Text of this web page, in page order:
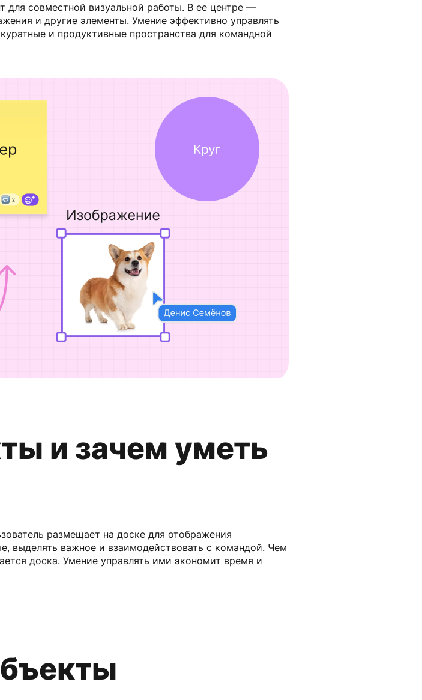
совместной визуальной работы. В ее центре —
и другие элементы. Умение эффективно управлять
и продуктивные пространства для командной
и зачем уметь
размещает на доске для отображения
выделять важное и взаимодействовать с командой. Чем
доска. Умение управлять ими экономит время и